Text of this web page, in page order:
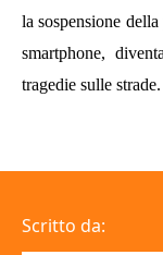
la sospensione
smartphone,
tragedie sulle strade.
Scritto da: